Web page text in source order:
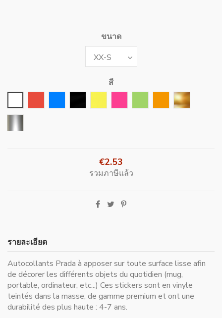
ขนาด
สี
สีส้ม Or
Argent
€2.53
รวมภาษีแล้ว
รายละเอียด
Autocollants Prada à apposer sur toute surface lisse afin
de décorer les différents objets du quotidien (mug,
portable, ordinateur, etc...) Ces stickers sont en vinyle
teintés dans la masse, de gamme premium et ont une
durabilité des plus haute : 4-7 ans.